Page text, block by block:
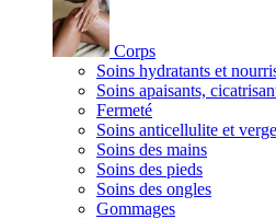
Corps
Soins hydratants et
Soins apaisants,
Fermeté
Soins anticellulite et
Soins des mains
Soins des pieds
Soins des ongles
Gommages